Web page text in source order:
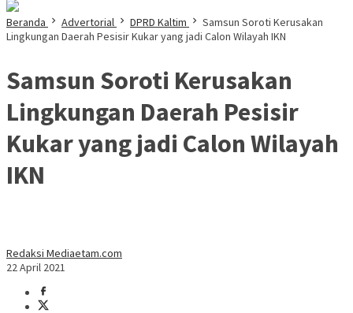
Beranda Advertorial DPRD Kaltim
Samsun Soroti Kerusakan
Lingkungan Daerah Pesisir Kukar yang jadi Calon Wilayah IKN
Samsun Soroti Kerusakan
Lingkungan Daerah Pesisir
Kukar yang jadi Calon Wilayah
IKN
Redaksi Mediaetam.com
22 April 2021